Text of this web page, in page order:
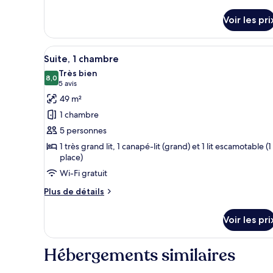
chambre
Studio
Voir les
Afficher
toutes
les
photos
pour
ce
type
de
chambre :
Suite,
1
Un salon moderne avec un
6
Suite, 1 chambre
8,08,0 sur 10
Très bien
5 avis
(5 avis)
49 m²
1 chambre
5 personnes
1 très grand lit, 1 canapé-lit (grand) et 1 lit escamotable (1
place)
Wi-Fi gratuit
Plus de détails
Plus
le
type
de
Voir les
Hébergements similaires